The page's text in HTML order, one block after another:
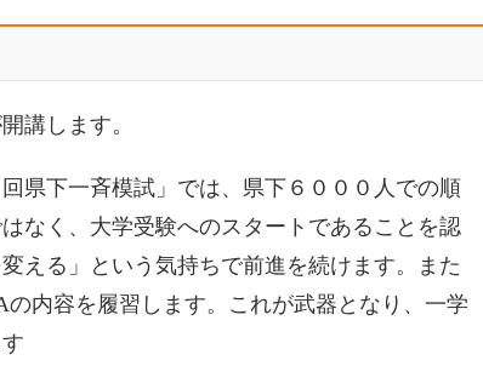
講します。
県下一斉模試」では、県下６０００人での順
なく、大学受験へのスタートであることを認
える」という気持ちで前進を続けます。また
の内容を履習します。これが武器となり、一学